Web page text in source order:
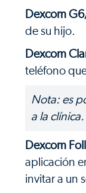
Dexcom
de su hijo.
Dexcom
teléfono
Nota: es
a la clínica.
Dexcom
aplicación
invitar a un